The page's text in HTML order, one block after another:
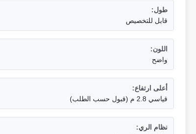
طول:
قابل للتخصيص
اللون:
واضح
أعلى ارتفاع:
قياسي 2.8 م (قبول حسب الطلب)
نظام الري: